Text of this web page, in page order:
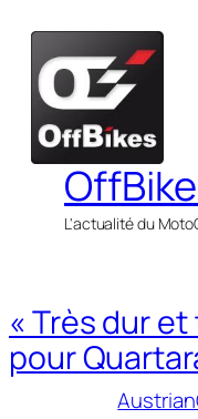
contenu
L'actualité du
« Très dur
pour